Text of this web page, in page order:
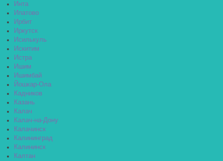
Инта
Ипатово
Ирбит
Иркутск
Исилькуль
Искитим
Истра
Ишим
Ишимбай
Йошкар-Ола
Кадников
Казань
Калач
Калач-на-Дону
Калачинск
Калининград
Калининск
Калтан